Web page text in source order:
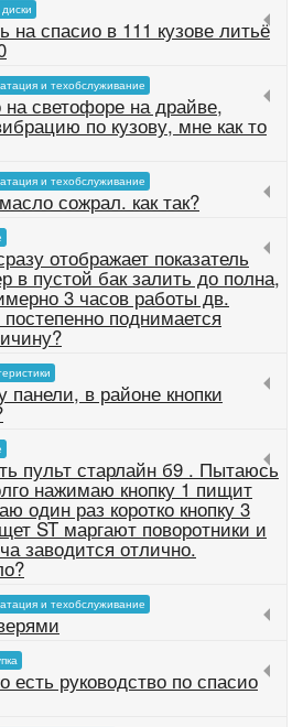
на спасио в 111 кузове литьё
и техобслуживание
на светофоре на драйве,
по кузову, мне как то
и техобслуживание
сожрал. как так?
отображает показатель
в пустой бак залить до полна,
3 часов работы дв.
постепенно поднимается
панели, в районе кнопки
пульт старлайн б9 . Пытаюсь
нажимаю кнопку 1 пищит
один раз коротко кнопку 3
ST маргают поворотники и
заводится отлично.
и техобслуживание
есть руководство по спасио